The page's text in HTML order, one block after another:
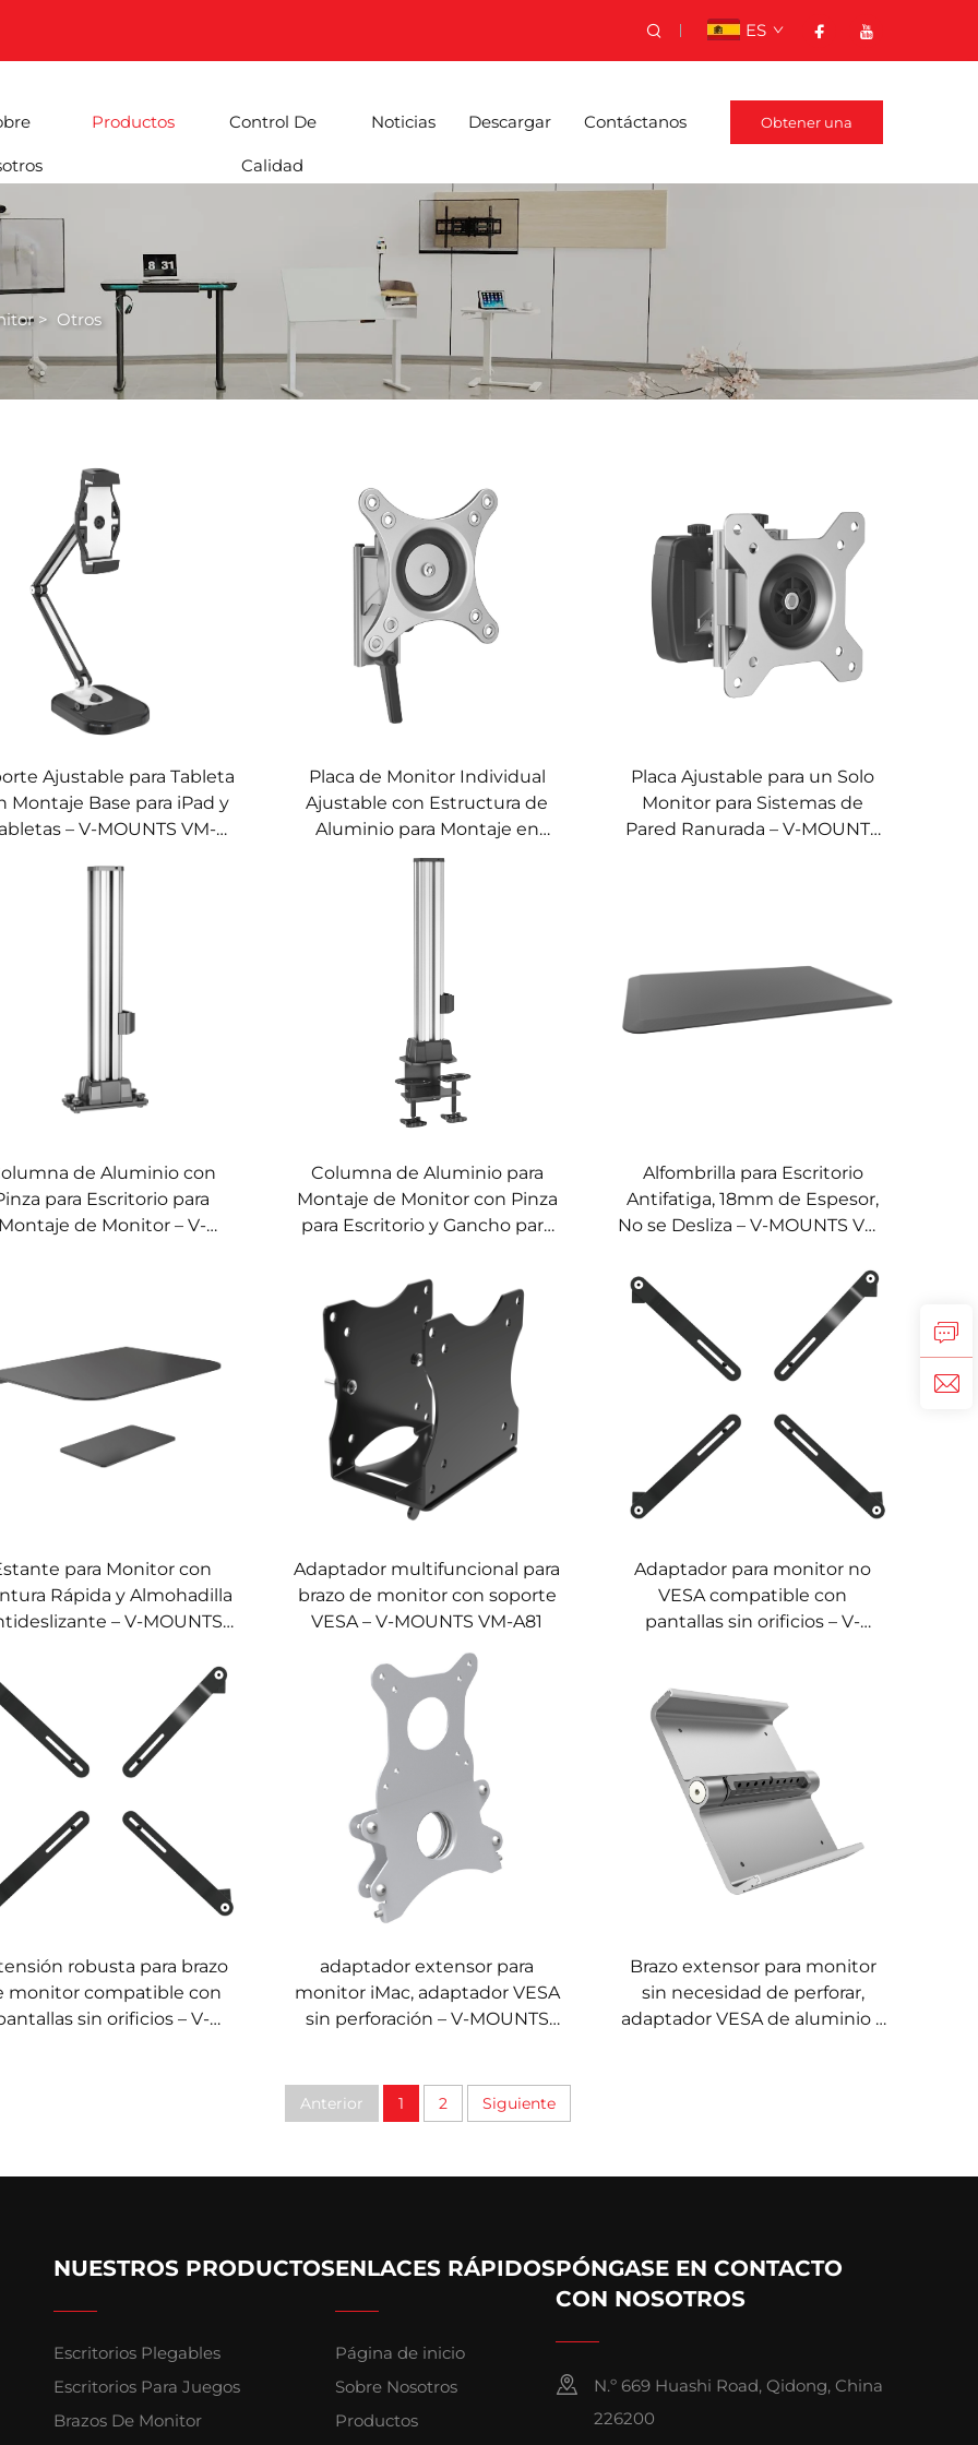
ES
Productos Control De
Calidad
Noticias Descargar Contáctanos Obtener una
> Otros
Ajustable para Tableta
Montaje Base para iPad y
– V-MOUNTS VM-
Placa de Monitor Individual
Ajustable con Estructura de
Aluminio para Montaje en
Pared – V-MOUNTS VM-OMA07
Placa Ajustable para un Solo
Monitor para Sistemas de
Pared Ranurada – V-MOUNTS
de Aluminio con
para Escritorio para
Montaje de Monitor – V-
Columna de Aluminio para
Montaje de Monitor con Pinza
para Escritorio y Gancho para
OMA01
Alfombrilla para Escritorio
Antifatiga, 18mm de Espesor,
No se Desliza – V-MOUNTS VM-
para Monitor con
Rápida y Almohadilla
– V-MOUNTS
Adaptador multifuncional para
brazo de monitor con soporte
VESA – V-MOUNTS VM-A81
Adaptador para monitor no
VESA compatible con
pantallas sin orificios – V-
robusta para brazo
monitor compatible con
sin orificios – V-
adaptador extensor para
monitor iMac, adaptador VESA
sin perforación – V-MOUNTS
Brazo extensor para monitor
sin necesidad de perforar,
adaptador VESA de aluminio –
Anterior 1 2 Siguiente
NUESTROS PRODUCTOS
Escritorios Plegables
Escritorios Para Juegos
Brazos De Monitor
ENLACES RÁPIDOS
Página de inicio
Sobre Nosotros
Productos
PÓNGASE EN CONTACTO
CON NOSOTROS
N.º 669 Huashi Road, Qidong, China
226200